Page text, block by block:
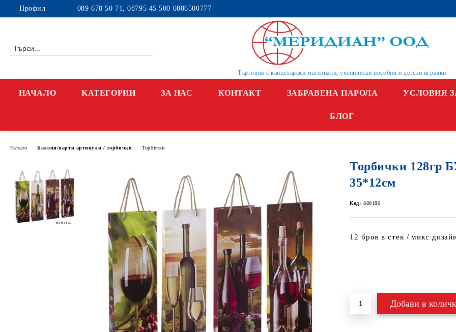
Профил 089 678 50 71, 08795 45 500 0886500777
Търговия с канцеларски материали, ученически пособия и детски играчки
НАЧАЛО KАТЕГОРИИ ЗА НАС КОНТАКТ ЗАБРАВЕНА ПАРОЛА УСЛОВИЯ
БЛОГ
Начало Балони/парти артикули / торбички Торбички
Торбички 128гр
35*12см
Код: 880186
12 броя в стек / микс